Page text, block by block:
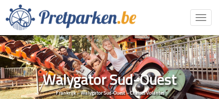
Walygator Sud-Ouest
Frankrijk»Walygator Sud-Ouest»Chaises Volantes